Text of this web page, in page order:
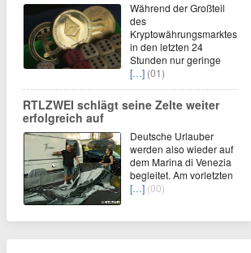
Während der Großteil
des
Kryptowährungsmarktes
in den letzten 24
Stunden nur geringe
[…] (01)
RTLZWEI schlägt seine Zelte weiter
erfolgreich auf
Deutsche Urlauber
werden also wieder auf
dem Marina di Venezia
begleitet. Am vorletzten
[…] (00)